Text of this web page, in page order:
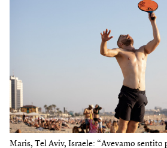
Maris, Tel Aviv, Israele: “Avevamo sentito